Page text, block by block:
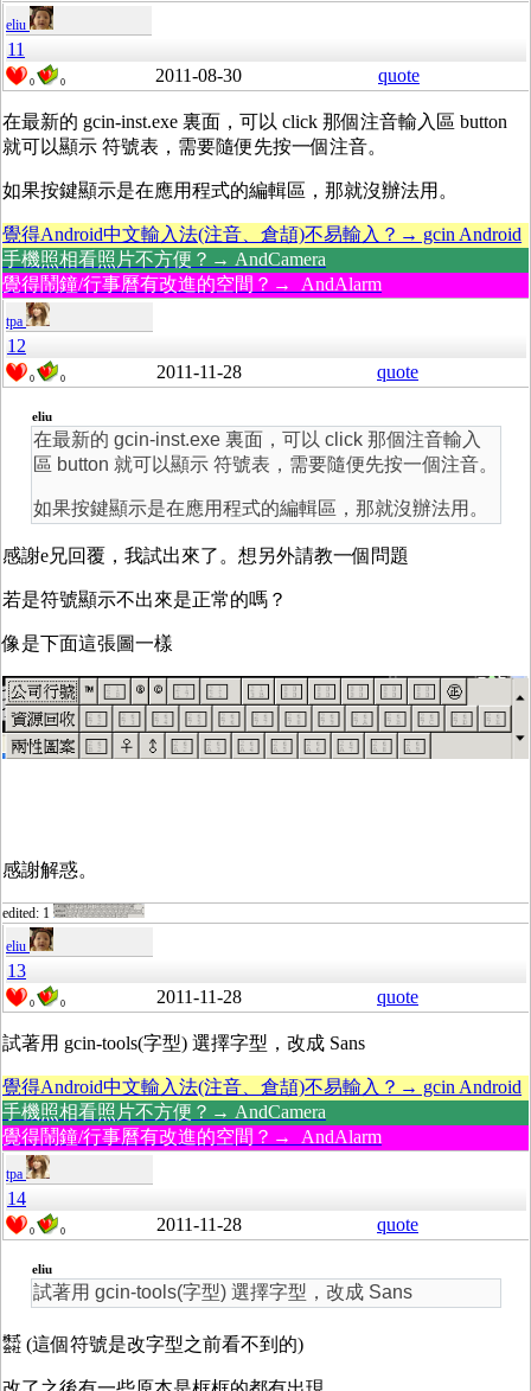
eliu
11
0 0 2011-08-30 quote
在最新的 gcin-inst.exe 裏面，可以 click 那個注音輸入區 button
就可以顯示 符號表，需要隨便先按一個注音。
如果按鍵顯示是在應用程式的編輯區，那就沒辦法用。
覺得Android中文輸入法(注音、倉頡)不易輸入？→ gcin Android
手機照相看照片不方便？→ AndCamera
覺得鬧鐘/行事曆有改進的空間？→ AndAlarm
tpa
12
0 0 2011-11-28 quote
eliu
在最新的 gcin-inst.exe 裏面，可以 click 那個注音輸入
區 button 就可以顯示 符號表，需要隨便先按一個注音。
如果按鍵顯示是在應用程式的編輯區，那就沒辦法用。
感謝e兄回覆，我試出來了。想另外請教一個問題
若是符號顯示不出來是正常的嗎？
像是下面這張圖一樣
感謝解惑。
edited: 1
eliu
13
0 0 2011-11-28 quote
試著用 gcin-tools(字型) 選擇字型，改成 Sans
覺得Android中文輸入法(注音、倉頡)不易輸入？→ gcin Android
手機照相看照片不方便？→ AndCamera
覺得鬧鐘/行事曆有改進的空間？→ AndAlarm
tpa
14
0 0 2011-11-28 quote
eliu
試著用 gcin-tools(字型) 選擇字型，改成 Sans
㍿ (這個符號是改字型之前看不到的)